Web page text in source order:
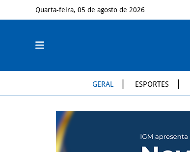
Quarta-feira, 05 de agosto de 2026
GERAL ESPORTES